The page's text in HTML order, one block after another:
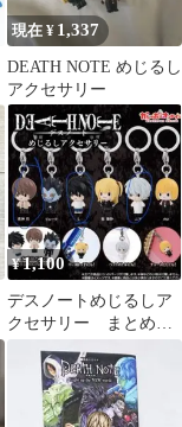
現在 ¥ 1,337
DEATH NOTE めじるし
アクセサリー
¥1,100
デスノートめじるしア
クセサリー まとめ売